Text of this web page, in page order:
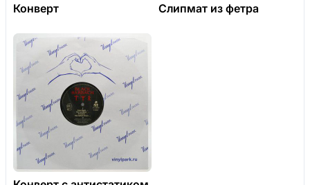
Конверт Слипмат из фетра